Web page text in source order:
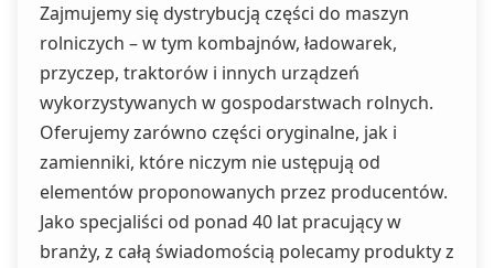
Zajmujemy się dystrybucją części do maszyn
rolniczych – w tym kombajnów, ładowarek,
przyczep, traktorów i innych urządzeń
wykorzystywanych w gospodarstwach rolnych.
Oferujemy zarówno części oryginalne, jak i
zamienniki, które niczym nie ustępują od
elementów proponowanych przez producentów.
Jako specjaliści od ponad 40 lat pracujący w
branży, z całą świadomością polecamy produkty z